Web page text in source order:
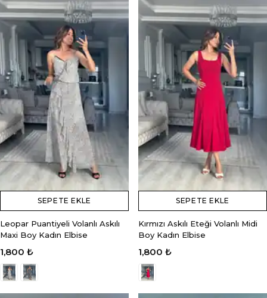
SEPETE EKLE
Leopar Puantiyeli Volanlı Askılı
Maxi Boy Kadın Elbise
1,800 ₺
SEPETE EKLE
Kırmızı Askılı Eteği Volanlı Midi
Boy Kadın Elbise
1,800 ₺